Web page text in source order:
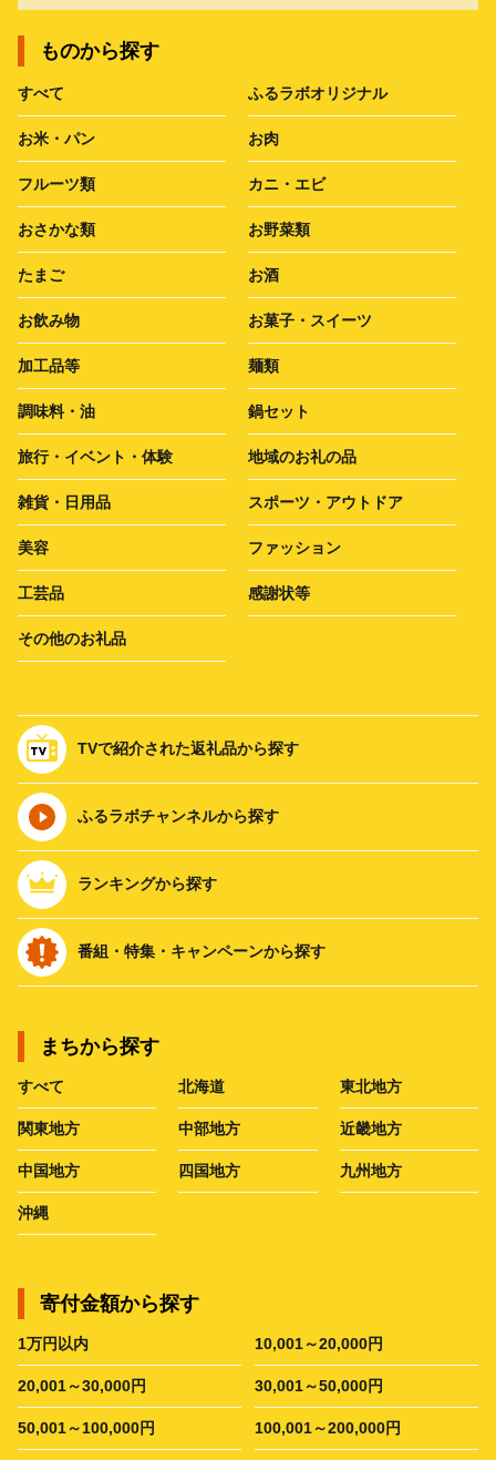
ものから探す
すべて ふるラボオリジナル
お米・パン お肉
フルーツ類 カニ・エビ
おさかな類 お野菜類
たまご お酒
お飲み物 お菓子・スイーツ
加工品等 麺類
調味料・油 鍋セット
旅行・イベント・体験 地域のお礼の品
雑貨・日用品 スポーツ・アウトドア
美容 ファッション
工芸品 感謝状等
その他のお礼品
TVで紹介された返礼品から探す
ふるラボチャンネルから探す
ランキングから探す
番組・特集・キャンペーンから探す
まちから探す
すべて 北海道 東北地方
関東地方 中部地方 近畿地方
中国地方 四国地方 九州地方
沖縄
寄付金額から探す
1万円以内 10,001～20,000円
20,001～30,000円 30,001～50,000円
50,001～100,000円 100,001～200,000円